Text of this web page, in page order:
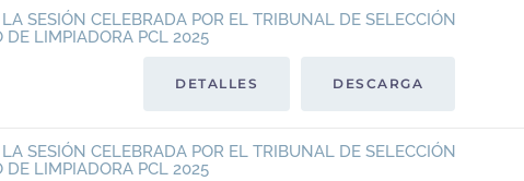
SESIÓN CELEBRADA POR EL TRIBUNAL DE SELECCIÓN
DE LIMPIADORA PCL 2025
DESCARGA
DETALLES
SESIÓN CELEBRADA POR EL TRIBUNAL DE SELECCIÓN
DE LIMPIADORA PCL 2025